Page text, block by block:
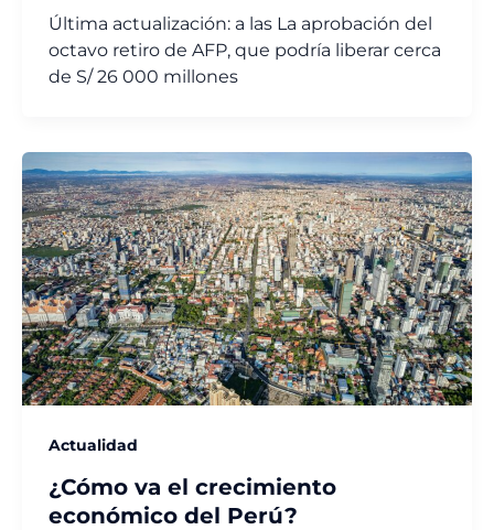
Última actualización: a las La aprobación del
octavo retiro de AFP, que podría liberar cerca
de S/ 26 000 millones
Actualidad
¿Cómo va el crecimiento
económico del Perú?